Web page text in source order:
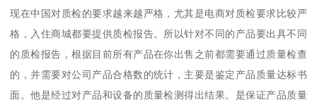
现在中国对质检的要求越来越严格，尤其是电商对质检要求比较严
格，入住商城都要提供质检报告。所以针对不同的产品要出具不同
的质检报告，根据目前所有产品在你出售之前都需要通过质量检查
的，并需要对公司产品合格数的统计，主要是鉴定产品质量达标书
面。他是经过对产品和设备的质量检测得出结果。是保证产品质量